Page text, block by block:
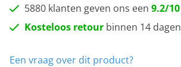
5880 klanten geven ons een 9.2/10
Kosteloos retour binnen 14 dagen
Een vraag over dit product?